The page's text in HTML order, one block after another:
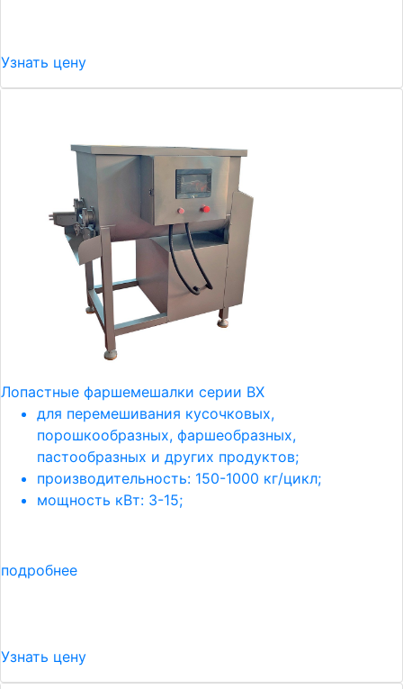
Узнать цену
Лопастные фаршемешалки серии ВХ
для перемешивания кусочковых,
порошкообразных, фаршеобразных,
пастообразных и других продуктов;
производительность: 150-1000 кг/цикл;
мощность кВт: 3-15;
подробнее
Узнать цену